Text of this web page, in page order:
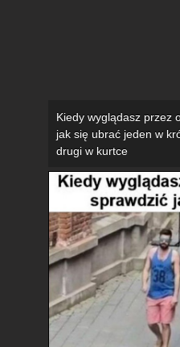
Kiedy wyglądasz przez
jak się ubrać jeden w
drugi w kurtce